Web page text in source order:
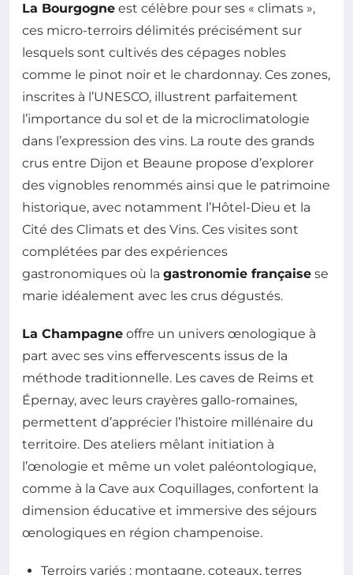
La Bourgogne est célèbre pour ses « climats »,
ces micro-terroirs délimités précisément sur
lesquels sont cultivés des cépages nobles
comme le pinot noir et le chardonnay. Ces zones,
inscrites à l’UNESCO, illustrent parfaitement
l’importance du sol et de la microclimatologie
dans l’expression des vins. La route des grands
crus entre Dijon et Beaune propose d’explorer
des vignobles renommés ainsi que le patrimoine
historique, avec notamment l’Hôtel-Dieu et la
Cité des Climats et des Vins. Ces visites sont
complétées par des expériences
gastronomiques où la gastronomie française se
marie idéalement avec les crus dégustés.
La Champagne offre un univers œnologique à
part avec ses vins effervescents issus de la
méthode traditionnelle. Les caves de Reims et
Épernay, avec leurs crayères gallo-romaines,
permettent d’apprécier l’histoire millénaire du
territoire. Des ateliers mêlant initiation à
l’œnologie et même un volet paléontologique,
comme à la Cave aux Coquillages, confortent la
dimension éducative et immersive des séjours
œnologiques en région champenoise.
Terroirs variés : montagne, coteaux, terres